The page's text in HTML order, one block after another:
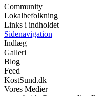
Community
Lokalbefolkning
Links i indholdet
Sidenavigation
Indlæg
Galleri
Blog
Feed
KostSund.dk
Vores Medier